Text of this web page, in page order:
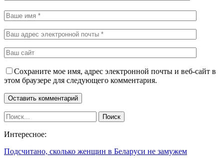
Сохраните мое имя, адрес электронной почты и веб-сайт в
этом браузере для следующего комментария.
Интересное:
Подсчитано, сколько женщин в Беларуси не замужем